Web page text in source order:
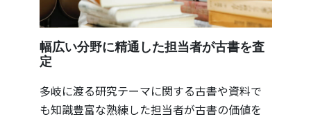
幅広い分野に精通した担当者が古書を査
定
多岐に渡る研究テーマに関する古書や資料で
も知識豊富な熟練した担当者が古書の価値を